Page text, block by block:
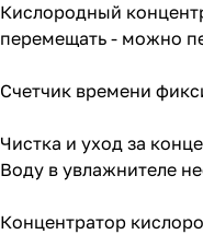
Кислородный
перемещать - можно
Счетчик времени
Чистка и уход за
Воду в увлажнителе
Концентратор